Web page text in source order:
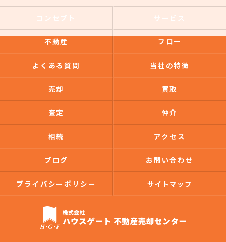
コンセプト サービス
不動産 フロー
よくある質問 当社の特徴
売却 買取
査定 仲介
相続 アクセス
ブログ お問い合わせ
プライバシーポリシー サイトマップ